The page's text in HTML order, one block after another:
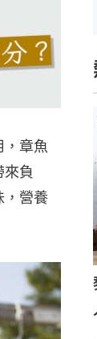
章魚
負
，營養